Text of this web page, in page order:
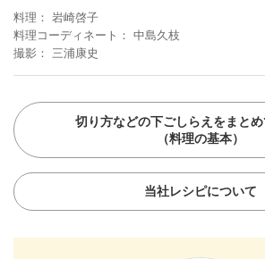
料理
岩崎啓子
料理コーディネート
中島久枝
撮影
三浦康史
切り方などの下ごしらえをまと
（料理の基本）
当社レシピについて